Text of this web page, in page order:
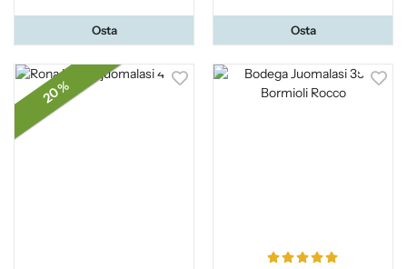
Osta Osta
20 %